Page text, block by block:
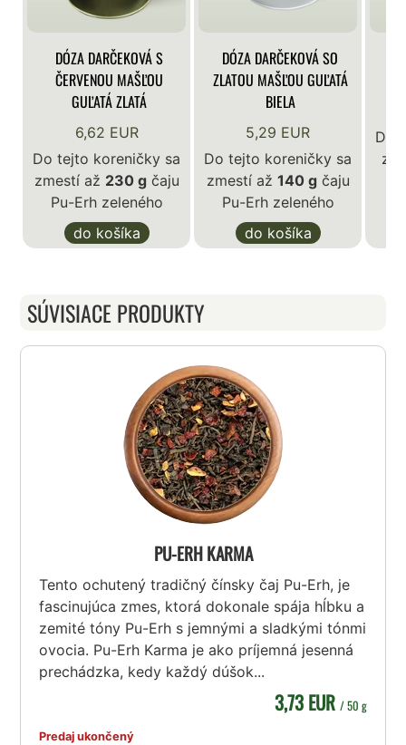
DÓZA DARČEKOVÁ S
ČERVENOU MAŠĽOU
GUĽATÁ ZLATÁ
6,62 EUR
Do tejto koreničky sa
zmestí až 230 gčaju
Pu-Erh zeleného
do košíka
DÓZA DARČEKOVÁ SO
ZLATOU MAŠĽOU GUĽATÁ
BIELA
5,29 EUR
Do tejto koreničky sa
zmestí až 140 gčaju
Pu-Erh zeleného
do košíka
Do
SÚVISIACE PRODUKTY
PU-ERH KARMA
Tento ochutený tradičný čínsky čaj Pu-Erh, je
fascinujúca zmes, ktorá dokonale spája hĺbku a
zemité tóny Pu-Erh s jemnými a sladkými tónmi
ovocia. Pu-Erh Karma je ako príjemná jesenná
prechádzka, kedy každý dúšok...
Predaj ukončený
3,73 EUR / 50 g